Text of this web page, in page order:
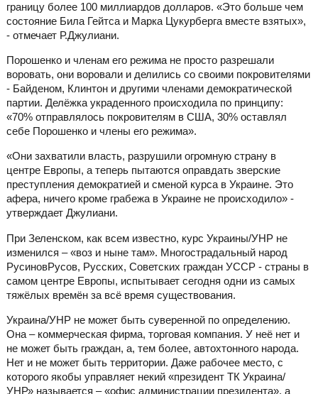
границу более 100 миллиардов долларов. «Это больше чем
состояние Била Гейтса и Марка Цукурберга вместе взятых»,
- отмечает Р.Джулиани.
Порошенко и членам его режима не просто разрешали
воровать, они воровали и делились со своими покровителями
- Байденом, Клинтон и другими членами демократической
партии. Делёжка украденного происходила по принципу:
«70% отправлялось покровителям в США, 30% оставлял
себе Порошенко и члены его режима».
«Они захватили власть, разрушили огромную страну в
центре Европы, а теперь пытаются оправдать зверские
преступления демократией и сменой курса в Украине. Это
афера, ничего кроме грабежа в Украине не происходило» -
утверждает Джулиани.
При Зеленском, как всем известно, курс Украины/УНР не
изменился – «воз и ныне там». Многострадальный народ
РусиновРусов, Русских, Советских граждан УССР - страны в
самом центре Европы, испытывает сегодня одни из самых
тяжёлых времён за всё время существования.
Украина/УНР не может быть суверенной по определению.
Она – коммерческая фирма, торговая компания. У неё нет и
не может быть граждан, а, тем более, автохтонного народа.
Нет и не может быть территории. Даже рабочее место, с
которого якобы управляет некий «президент ТК Украина/
УНР» называется – «офис администрации президента», а